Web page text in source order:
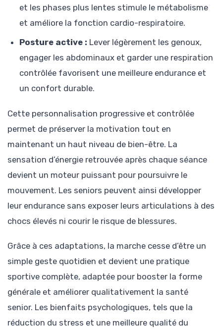
et les phases plus lentes stimule le métabolisme
et améliore la fonction cardio-respiratoire.
Posture active : Lever légèrement les genoux,
engager les abdominaux et garder une respiration
contrôlée favorisent une meilleure endurance et
un confort durable.
Cette personnalisation progressive et contrôlée
permet de préserver la motivation tout en
maintenant un haut niveau de bien-être. La
sensation d’énergie retrouvée après chaque séance
devient un moteur puissant pour poursuivre le
mouvement. Les seniors peuvent ainsi développer
leur endurance sans exposer leurs articulations à des
chocs élevés ni courir le risque de blessures.
Grâce à ces adaptations, la marche cesse d’être un
simple geste quotidien et devient une pratique
sportive complète, adaptée pour booster la forme
générale et améliorer qualitativement la santé
senior. Les bienfaits psychologiques, tels que la
réduction du stress et une meilleure qualité du